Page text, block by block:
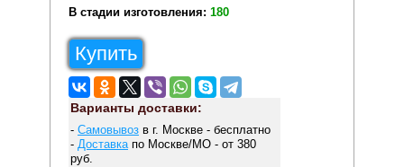
В стадии изготовления: 180
Купить
Варианты доставки:
- Самовывозв г. Москве - бесплатно
- Доставкапо Москве/МО - от 380
руб.